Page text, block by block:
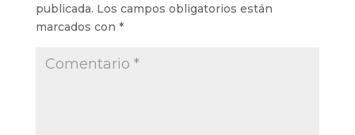
publicada. Los campos obligatorios están
marcados con *